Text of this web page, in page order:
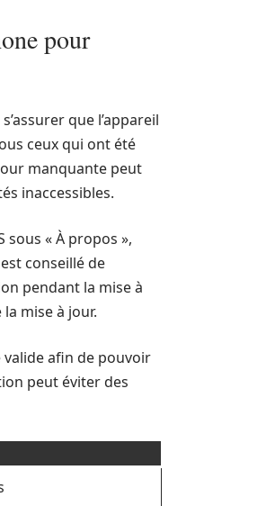
pour
que l’appareil
ceux qui ont été
manquante peut
inaccessibles.
« À propos »,
conseillé de
pendant la mise à
mise à jour.
valide afin de pouvoir
peut éviter des